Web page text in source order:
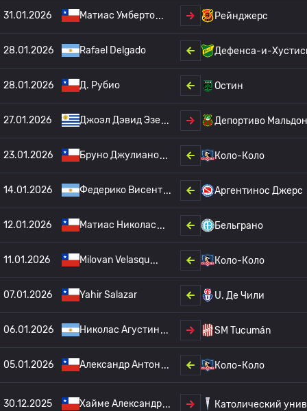
31.01.2026 Матиас Умберто Рейнджерс
28.01.2026 Rafael Delgado Дефенса-и-
28.01.2026 Д. Рубио Остин
27.01.2026 Джоэл Дэвид Эзе Депортиво
23.01.2026 Бруно Джулиано Коло-Коло
14.01.2026 Федерико Висент Аргентинос Джерс
12.01.2026 Матиас Николас Бельграно
11.01.2026 Milovan Velasqu Коло-Коло
07.01.2026 Yahir Salazar U. Де Чили
06.01.2026 Николас Агустин SM Tucumán
05.01.2026 Александр Антон Коло-Коло
30.12.2025 Хайме Александр Католический